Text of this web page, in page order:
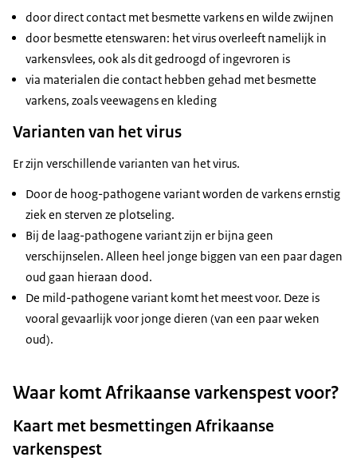
door direct contact met besmette varkens en wilde zwijnen
door besmette etenswaren: het virus overleeft namelijk in
varkensvlees, ook als dit gedroogd of ingevroren is
via materialen die contact hebben gehad met besmette
varkens, zoals veewagens en kleding
Varianten van het virus
Er zijn verschillende varianten van het virus.
Door de hoog-pathogene variant worden de varkens ernstig
ziek en sterven ze plotseling.
Bij de laag-pathogene variant zijn er bijna geen
verschijnselen. Alleen heel jonge biggen van een paar dagen
oud gaan hieraan dood.
De mild-pathogene variant komt het meest voor. Deze is
vooral gevaarlijk voor jonge dieren (van een paar weken
oud).
Waar komt Afrikaanse varkenspest voor?
Kaart met besmettingen Afrikaanse
varkenspest